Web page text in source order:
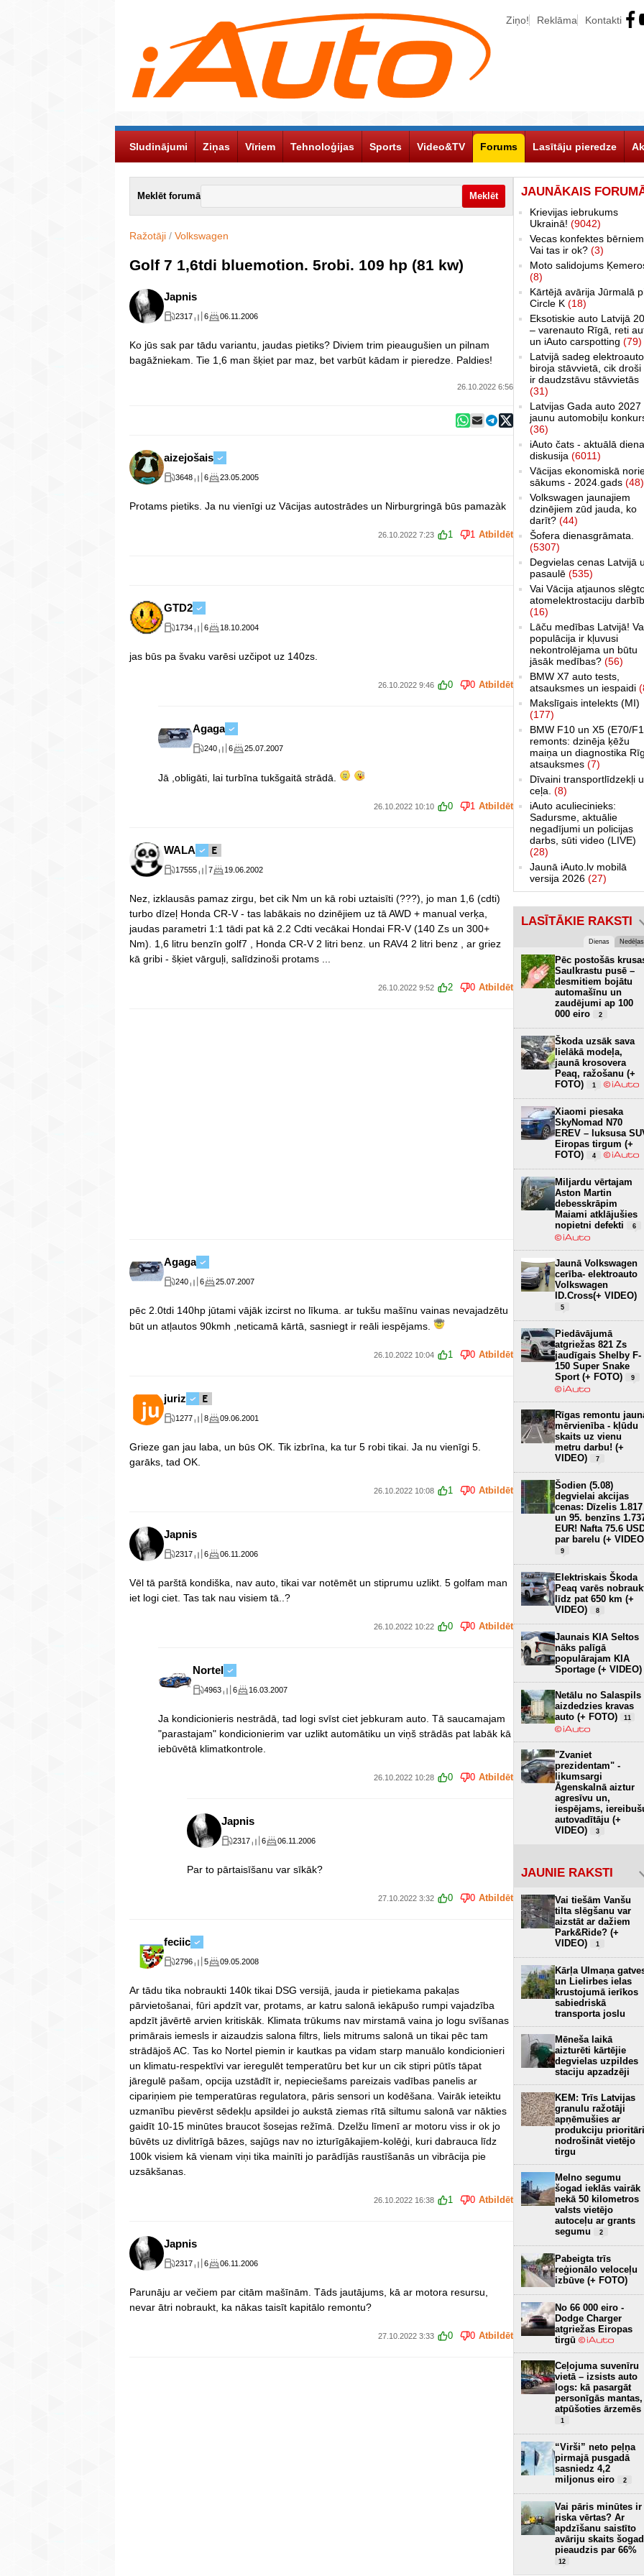
Ziņo! Reklāma Kontakti
Sludinājumi Ziņas Vīriem Tehnoloģijas Sports Video&TV Forums Lasītāju pieredze
Meklēt forumā
Ražotāji / Volkswagen
Golf 7 1,6tdi bluemotion. 5robi. 109 hp (81 kw)
Japnis
2317 6 06.11.2006
Ko jūs sak par tādu variantu, jaudas pietiks? Diviem trim pieaugušien un pilnam
bagāžniekam. Tie 1,6 man šķiet par maz, bet varbūt kādam ir pieredze. Paldies!
26.10.2022 6:56
aizejošais
3648 6 23.05.2005
Protams pietiks. Ja nu vienīgi uz Vācijas autostrādes un Nirburgringā būs pamazàk
26.10.2022 7:23 1 1 Atbildēt
GTD2
1734 6 18.10.2004
jas būs pa švaku varēsi uzčipot uz 140zs.
26.10.2022 9:46 0 0 Atbildēt
Agaga
240 6 25.07.2007
Jā ,obligāti, lai turbīna tukšgaitā strādā.
26.10.2022 10:10 0 1 Atbildēt
WALA
17555 7 19.06.2002
Nez, izklausās pamaz zirgu, bet cik Nm un kā robi uztaisīti (???), jo man 1,6 (cdti)
turbo dīzeļ Honda CR-V - tas labākais no dzinējiem uz tā AWD + manual verķa,
jaudas parametri 1:1 tādi pat kā 2.2 Cdti vecākai Hondai FR-V (140 Zs un 300+
Nm). 1,6 litru benzīn golf7 , Honda CR-V 2 litri benz. un RAV4 2 litri benz , ar griez
kā gribi - šķiet vārguļi, salīdzinoši protams ...
26.10.2022 9:52 2 0 Atbildēt
Agaga
240 6 25.07.2007
pēc 2.0tdi 140hp jūtami vājāk izcirst no līkuma. ar tukšu mašīnu vainas nevajadzētu
būt un atļautos 90kmh ,neticamā kārtā, sasniegt ir reāli iespējams.
26.10.2022 10:04 1 0 Atbildēt
juriz
1277 8 09.06.2001
Grieze gan jau laba, un būs OK. Tik izbrīna, ka tur 5 robi tikai. Ja nu vienīgi 5.
garāks, tad OK.
26.10.2022 10:08 1 0 Atbildēt
Japnis
2317 6 06.11.2006
Vēl tā parštā kondiška, nav auto, tikai var notēmēt un stiprumu uzlikt. 5 golfam man
iet logi ciet. Tas tak nau visiem tā..?
26.10.2022 10:22 0 0 Atbildēt
Nortel
4963 6 16.03.2007
Ja kondicionieris nestrādā, tad logi svīst ciet jebkuram auto. Tā saucamajam
"parastajam" kondicionierim var uzlikt automātiku un viņš strādās pat labāk kā
iebūvētā klimatkontrole.
26.10.2022 10:28 0 0 Atbildēt
Japnis
2317 6 06.11.2006
Par to pārtaisīšanu var sīkāk?
27.10.2022 3:32 0 0 Atbildēt
feciic
2796 5 09.05.2008
Ar tādu tika nobraukti 140k tikai DSG versijā, jauda ir pietiekama pakaļas
pārvietošanai, fūri apdzīt var, protams, ar katru salonā iekāpušo rumpi vajadzība
apdzīt jāvērtē arvien kritiskāk. Klimata trūkums nav mirstamā vaina jo logu svīšanas
primārais iemesls ir aizaudzis salona filtrs, liels mitrums salonā un tikai pēc tam
strādājoš AC. Tas ko Nortel piemin ir kautkas pa vidam starp manuālo kondicionieri
un klimatu-respektīvi var ieregulēt temperatūru bet kur un cik stipri pūtīs tāpat
jāregulē pašam, opcija uzstādīt ir, nepieciešams pareizais vadības panelis ar
cipariņiem pie temperatūras regulatora, pāris sensori un kodēšana. Vairāk ieteiktu
uzmanību pievērst sēdekļu apsildei jo aukstā ziemas rītā siltumu salonā var nākties
gaidīt 10-15 minūtes braucot šosejas režīmā. Dzelžu līmenī ar motoru viss ir ok jo
būvēts uz divlitrīgā bāzes, sajūgs nav no izturīgākajiem-kolēģi, kuri dabrauca līdz
100k visiem kā vienam viņi tika mainīti jo parādījās raustīšanās un vibrācija pie
uzsākšanas.
26.10.2022 16:38 1 0 Atbildēt
Japnis
2317 6 06.11.2006
Parunāju ar večiem par citām mašīnām. Tāds jautājums, kā ar motora resursu,
nevar ātri nobraukt, ka nākas taisīt kapitālo remontu?
27.10.2022 3:33 0 0 Atbildēt
JAUNĀKAIS
Krievijas iebrukums
Ukrainā! (9042)
Vecas konfektes
Vai tas ir ok? (3)
Moto salidojums
(8)
Kārtējā avārija Jūrmalā
Circle K (18)
Eksotiskie auto Latvijā
– varenauto Rīgā, reti
un iAuto carspotting (79)
Latvijā sadeg elektroauto
biroja stāvvietā, cik droši
ir daudzstāvu stāvvietās
(31)
Latvijas Gada auto 2027
jaunu automobiļu
(36)
iAuto čats - aktuālā
diskusija (6011)
Vācijas ekonomiskā
sākums - 2024.gads (48)
Volkswagen jaunajiem
dzinējiem zūd jauda, ko
darīt? (44)
Šofera dienasgrāmata.
(5307)
Degvielas cenas Latvijā
pasaulē (535)
Vai Vācija atjaunos
atomelektrostaciju
(16)
Lāču medības Latvijā!
populācija ir kļuvusi
nekontrolējama un būtu
jāsāk medības? (56)
BMW X7 auto tests,
atsauksmes un iespaidi
Makslīgais intelekts (MI)
(177)
BMW F10 un X5 (E70/
remonts: dzinēja ķēžu
maiņa un diagnostika
atsauksmes (7)
Dīvaini transportlīdzekļi
ceļa. (8)
iAuto aculiecinieks:
Sadursme, aktuālie
negadījumi un policijas
darbs, sūti video (LIVE)
(28)
Jaunā iAuto.lv mobilā
versija 2026 (27)
LASĪTĀKIE RAKSTI
Dienas Nedēļas
Pēc postošās
Saulkrastu pusē –
desmitiem bojātu
automašīnu un
zaudējumi ap 100
000 eiro
2
Škoda uzsāk sava
lielākā modeļa,
jaunā krosovera
Peaq, ražošanu (+
FOTO)
1
Xiaomi piesaka
SkyNomad N70
EREV – luksusa
Eiropas tirgum (+
FOTO)
4
Miljardu vērtajam
Aston Martin
debesskrāpim
Maiami atklājušies
nopietni defekti
6
Jaunā Volkswagen
cerība- elektroauto
Volkswagen
ID.Cross(+ VIDEO)
5
Piedāvājumā
atgriežas 821 Zs
jaudīgais Shelby F-
150 Super Snake
Sport (+ FOTO)
9
Rīgas remontu
mērvienība - kļūdu
skaits uz vienu
metru darbu! (+
VIDEO)
7
Šodien (5.08)
degvielai akcijas
cenas: Dīzelis 1.817
un 95. benzīns
EUR! Nafta 75.6
par barelu (+
9
Elektriskais Škoda
Peaq varēs
līdz pat 650 km (+
VIDEO)
8
Jaunais KIA Seltos
nāks palīgā
populārajam KIA
Sportage (+ VIDEO)
Netālu no Salaspils
aizdedzies kravas
auto (+ FOTO)
11
"Zvaniet
prezidentam" -
likumsargi
Āgenskalnā aiztur
agresīvu un,
iespējams,
autovadītāju (+
VIDEO)
3
JAUNIE RAKSTI
Vai tiešām Vanšu
tilta slēgšanu var
aizstāt ar dažiem
Park&Ride? (+
VIDEO)
1
Kārļa Ulmaņa
un Lielirbes ielas
krustojumā ierīkos
sabiedriskā
transporta joslu
Mēneša laikā
aizturēti kārtējie
degvielas uzpildes
staciju apzadzēji
KEM: Trīs Latvijas
granulu ražotāji
apņēmušies ar
produkciju prioritāri
nodrošināt vietējo
tirgu
Melno segumu
šogad ieklās vairāk
nekā 50 kilometros
valsts vietējo
autoceļu ar grants
segumu
2
Pabeigta trīs
reģionālo veloceļu
izbūve (+ FOTO)
No 66 000 eiro -
Dodge Charger
atgriežas Eiropas
tirgū
Ceļojuma suvenīru
vietā – izsists auto
logs: kā pasargāt
personīgās mantas,
atpūšoties ārzemēs
1
“Virši” neto peļņa
pirmajā pusgadā
sasniedz 4,2
miljonus eiro
2
Vai pāris minūtes ir
riska vērtas? Ar
apdzīšanu saistīto
avāriju skaits šogad
pieaudzis par 66%
12